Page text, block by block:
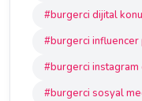
#burgerci dijital
#burgerci influencer
#burgerci instagram
#burgerci sosyal